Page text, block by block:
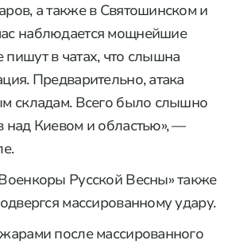
а также в Святошинском и
наблюдается мощнейшие
в чатах, что слышна
Предварительно, атака
складам. Всего было слышно
над Киевом и областью», —
Русской Весны» также
массированному удару.
после массированного